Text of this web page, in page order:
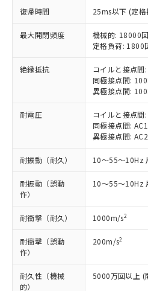
復帰時間 25ms以下 (定
最大開閉頻度
機械的: 18000
定格負荷: 1800
絶縁抵抗
コイルと接点
同極接点間:
異極接点間:
耐電圧
コイルと接点
同極接点間:
異極接点間:
耐振動（耐久） 10～55～10Hz
耐振動（誤動
作）
10～55～10Hz
耐衝撃（耐久） 1000m/s2
耐衝撃（誤動
作）
200m/s2
耐久性（機械
的）
5000万回以上
ご利用条件
以下の条件をお読みいた
ご利用ください。
本サービスは、当
商品の当社在庫状
(税抜)を提供させ
当社制御機器事業
本サービスの対象
ことをご了承くだ
在庫状況および標
記載している更新
タに基づき作成さ
覧された時点での
準価格とは異なる
正式な納期状況お
様のお取引先、ま
す。
対応予定：EU RoHS指
有に対応した製品に切り
対応予定なし：EU
非含有に非対応の商品で
定はありません。
調査・確認中：EU
非含有の対応状況を調査
非該当品：ライセンス
害物質有無と関係のな
仕入先様の事情により、
いたものが、含有品と
むを得ず変更することが
*EU RoHS指令（10物質）：
鉛(Pb) 1000ppm以下、 水銀
ミウム(Cd) 100ppm以下、
六価クロム(Cr(Ⅵ)) 1000ppm以
類(PBB) 1000ppm以下、ポリ臭
ル) (DEHP)(別名：DOP)
ルベンジル（BBP） 1000ppm
（DBP） 1000ppm以下、フタ
※1 中国RoHS○×表
「○」：最大均質材料含
基準値以下であることを
「×」：最大均質材料含
基準値を超えているこ
「－」：未確認です。当
*中国RoHS10物質の基準値 (GB/
Pb(鉛) :1000ppm、 Hg(水銀) :
ム) : 100ppm、
Cr(Ⅵ)(六価クロム) : 1000ppm、
ル類) : 1000ppm、
DBP(フタル酸ジブチル) :
イソブチル) : 1000ppm、 BBP(
当社は、これら貴
為替および外国貿
または国外への提
国政府の輸出許可(
可)を取得するなど
当社は規制貨物を
全に破砕するなど
記
説明